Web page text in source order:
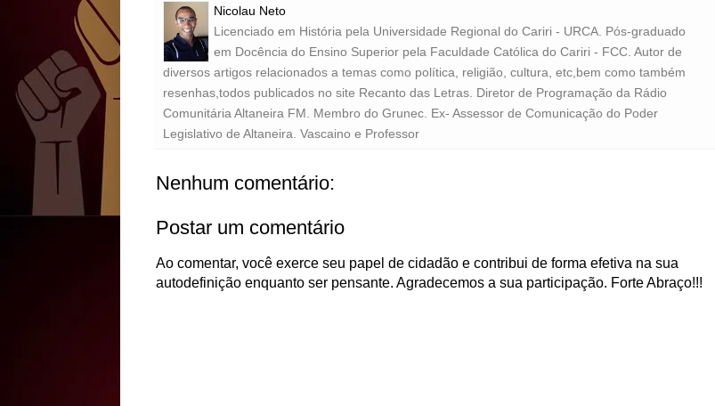
Nicolau Neto
Licenciado em História pela Universidade Regional do Cariri - URCA. Pós-graduado
em Docência do Ensino Superior pela Faculdade Católica do Cariri - FCC. Autor de
diversos artigos relacionados a temas como política, religião, cultura, etc,bem como também
resenhas,todos publicados no site Recanto das Letras. Diretor de Programação da Rádio
Comunitária Altaneira FM. Membro do Grunec. Ex- Assessor de Comunicação do Poder
Legislativo de Altaneira. Vascaino e Professor
Nenhum comentário:
Postar um comentário
Ao comentar, você exerce seu papel de cidadão e contribui de forma efetiva na sua
autodefinição enquanto ser pensante. Agradecemos a sua participação. Forte Abraço!!!